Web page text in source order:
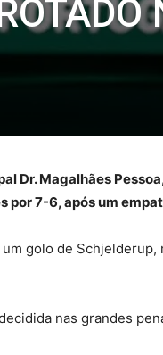
Dr. Magalhães
7-6, após um
golo de
nas grandes